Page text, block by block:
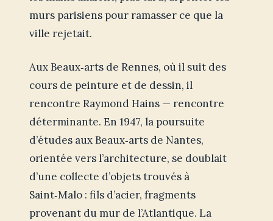
murs parisiens pour ramasser ce que la
ville rejetait.
Aux Beaux‑arts de Rennes, où il suit des
cours de peinture et de dessin, il
rencontre Raymond Hains — rencontre
déterminante. En 1947, la poursuite
d’études aux Beaux‑arts de Nantes,
orientée vers l’architecture, se doublait
d’une collecte d’objets trouvés à
Saint‑Malo : fils d’acier, fragments
provenant du mur de l’Atlantique. La